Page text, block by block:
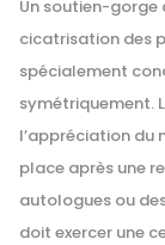
Un soutien-gorge
cicatrisation des
spécialement
symétriquement.
l’appréciation du
place après une
autologues ou
doit exercer une